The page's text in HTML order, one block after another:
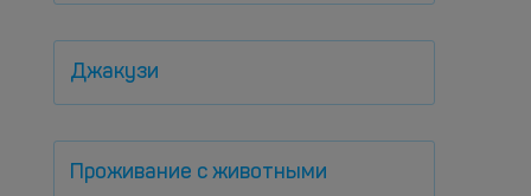
Джакузи
Проживание с животными